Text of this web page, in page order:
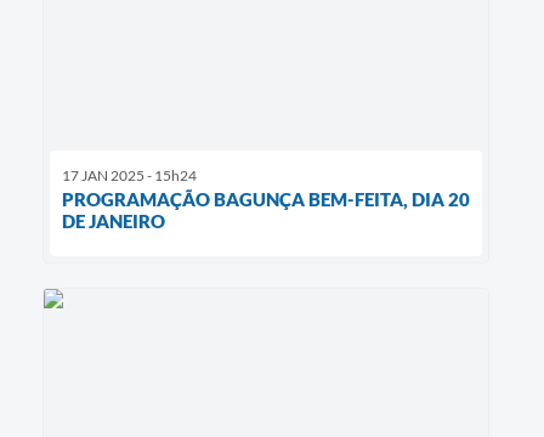
17 JAN 2025 - 15h24
PROGRAMAÇÃO BAGUNÇA BEM-FEITA, DIA 20
DE JANEIRO